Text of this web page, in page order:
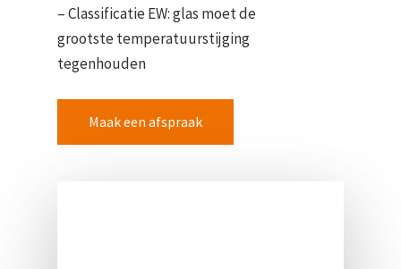
– Classificatie EW: glas moet de
grootste temperatuurstijging
tegenhouden
Maak een afspraak